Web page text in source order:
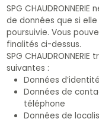
SPG
de données que si
poursuivie. Vous
finalités ci-dessus.
SPG
suivantes :
Données
Données de
téléphone
Données de